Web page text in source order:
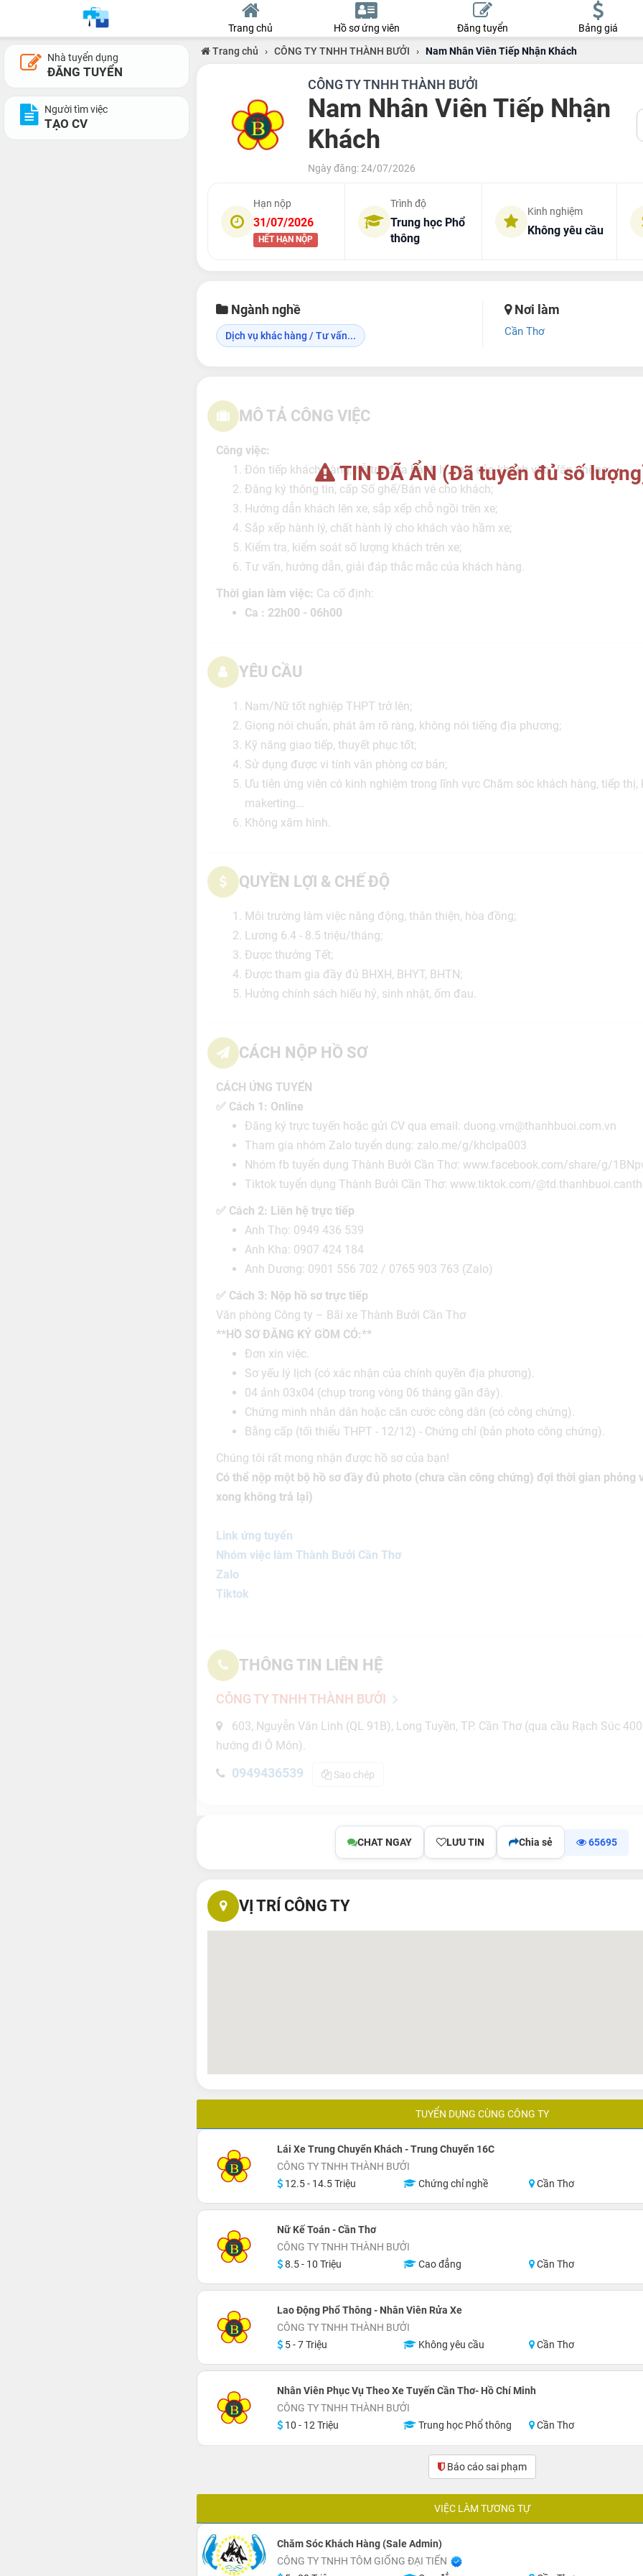
Trang chủ Hồ sơ ứng viên Đăng tuyển Bảng giá
Nhà tuyển dụng
ĐĂNG TUYỂN
Người tìm việc
TẠO CV
Trang chủ › CÔNG TY TNHH THÀNH BƯỞI › Nam Nhân Viên Tiếp Nhận Khách
CÔNG TY TNHH THÀNH BƯỞI
Nam Nhân Viên Tiếp Nhận
Khách
Ngày đăng: 24/07/2026
Hạn nộp
31/07/2026
HẾT HẠN NỘP
Trình độ
Trung học Phổ
thông
Kinh nghiệm
Không yêu cầu
Ngành nghề
Dịch vụ khác hàng / Tư vấn...
Nơi làm
Cần Thơ
TIN ĐÃ ẨN (Đã tuyển đủ số
MÔ TẢ CÔNG VIỆC
Công việc:
Đón tiếp khách hàng, hỗ trợ đưa hành lý, valy của khách vào Văn phòng;
Đăng ký thông tin, cấp Số ghế/Bán vé cho khách;
Hướng dẫn khách lên xe, sắp xếp chỗ ngồi trên xe;
Sắp xếp hành lý, chất hành lý cho khách vào hầm xe;
Kiểm tra, kiểm soát số lượng khách trên xe;
Tư vấn, hướng dẫn, giải đáp thắc mắc của khách hàng.
Thời gian làm việc: Ca cố định:
Ca : 22h00 - 06h00
YÊU CẦU
Nam/Nữ tốt nghiệp THPT trở lên;
Giọng nói chuẩn, phát âm rõ ràng, không nói tiếng địa phương;
Kỹ năng giao tiếp, thuyết phục tốt;
Sử dụng được vi tính văn phòng cơ bản;
Ưu tiên ứng viên có kinh nghiệm trong lĩnh vực Chăm sóc khách hàng, tiếp thị,
makerting...
Không xăm hình.
QUYỀN LỢI & CHẾ ĐỘ
Môi trường làm việc năng động, thân thiện, hòa đồng;
Lương 6.4 - 8.5 triệu/tháng;
Được thưởng Tết;
Được tham gia đầy đủ BHXH, BHYT, BHTN;
Hưởng chính sách hiếu hỷ, sinh nhật, ốm đau.
CÁCH NỘP HỒ SƠ
CÁCH ỨNG TUYỂN
✅ Cách 1: Online
Đăng ký trực tuyến hoặc gửi CV qua email: duong.vm@thanhbuoi.com.vn
Tham gia nhóm Zalo tuyển dụng: zalo.me/g/khclpa003
Nhóm fb tuyển dụng Thành Bưởi Cần Thơ: www.facebook.com/share/g/
Tiktok tuyển dụng Thành Bưởi Cần Thơ: www.tiktok.com/
✅ Cách 2: Liên hệ trực tiếp
Anh Thọ: 0949 436 539
Anh Kha: 0907 424 184
Anh Dương: 0901 556 702 / 0765 903 763 (Zalo)
✅ Cách 3: Nộp hồ sơ trực tiếp
Văn phòng Công ty – Bãi xe Thành Bưởi Cần Thơ
**HỒ SƠ ĐĂNG KÝ GỒM CÓ:**
Đơn xin việc.
Sơ yếu lý lịch (có xác nhận của chính quyền địa phương).
04 ảnh 03x04 (chụp trong vòng 06 tháng gần đây).
Chứng minh nhân dân hoặc căn cước công dân (có công chứng).
Bằng cấp (tối thiểu THPT - 12/12) - Chứng chỉ (bản photo công chứng).
Chúng tôi rất mong nhận được hồ sơ của bạn!
Có thể nộp một bộ hồ sơ đầy đủ photo (chưa cần công chứng) đợi thời gian phỏng
xong không trả lại)
Link ứng tuyển
Nhóm việc làm Thành Bưởi Cần Thơ
Zalo
Tiktok
THÔNG TIN LIÊN HỆ
CÔNG TY TNHH THÀNH BƯỞI
603, Nguyễn Văn Linh (QL 91B), Long Tuyền, TP. Cần Thơ (qua cầu Rạch Súc
hướng đi Ô Môn).
0949436539 Sao chép
CHAT NGAY LƯU TIN Chia sẻ 65695
VỊ TRÍ CÔNG TY
TUYỂN DỤNG CÙNG CÔNG TY
Lái Xe Trung Chuyển Khách - Trung Chuyển 16C
CÔNG TY TNHH THÀNH BƯỞI
12.5 - 14.5 Triệu
Chứng chỉ nghề Cần Thơ
Nữ Kế Toán - Cần Thơ
CÔNG TY TNHH THÀNH BƯỞI
8.5 - 10 Triệu
Cao đẳng Cần Thơ
Lao Động Phổ Thông - Nhân Viên Rửa Xe
CÔNG TY TNHH THÀNH BƯỞI
5 - 7 Triệu
Không yêu cầu Cần Thơ
Nhân Viên Phục Vụ Theo Xe Tuyến Cần Thơ- Hồ Chí Minh
CÔNG TY TNHH THÀNH BƯỞI
10 - 12 Triệu
Trung học Phổ thông Cần Thơ
Báo cáo sai phạm(1)
VIỆC LÀM TƯƠNG TỰ
Chăm Sóc Khách Hàng (Sale Admin)
CÔNG TY TNHH TÔM GIỐNG ĐẠI TIẾN